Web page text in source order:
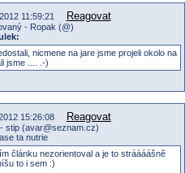
11:59:21 Reagovat
- Ropak (@)
nicmene na jare jsme projeli okolo na
jsme .... .-)
15:26:08 Reagovat
stip (avar@seznam.cz)
ta nutrie
článku nezorientoval a je to stráááášně
to i sem :)